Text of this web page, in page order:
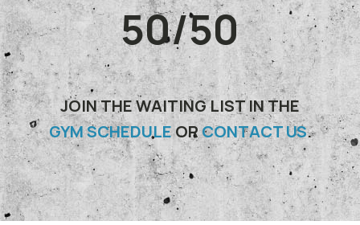
50/50
JOIN THE WAITING LIST IN THE
GYM SCHEDULEORCONTACT US.